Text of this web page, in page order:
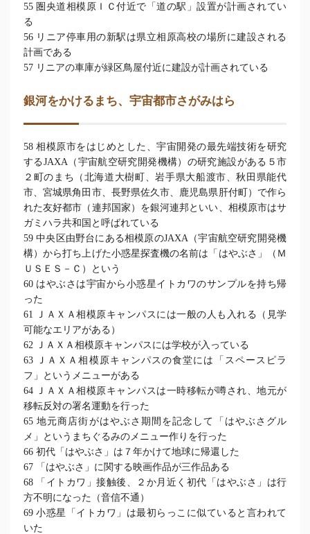
55 圏央道相模原ＩＣ付近で「道の駅」設置が計画されてい
る
56 リニア停車用の新駅は県立相原高校の場所に建設される
計画である
57 リニアの車庫が緑区鳥屋付近に建設が計画されている
銀河をかけるまち、宇宙都市さがみはら
58 相模原市をはじめとした、宇宙開発の最先端技術を研究
するJAXA（宇宙航空研究開発機構）の研究施設がある５市
２町のまち（北海道大樹町、岩手県大船渡市、秋田県能代
市、宮城県角田市、長野県佐久市、鹿児島県肝付町）で作ら
れた友好都市（連邦国家）を銀河連邦といい、相模原市はサ
ガミハラ共和国と呼ばれている
59 中央区由野台にある相模原のJAXA（宇宙航空研究開発機
構）から打ち上げた小惑星探査機の名前は「はやぶさ」（Ｍ
ＵＳＥＳ－Ｃ）という
60 はやぶさは宇宙から小惑星イトカワのサンプルを持ち帰
った
61 ＪＡＸＡ相模原キャンパスには一般の人も入れる（見学
可能なエリアがある）
62 ＪＡＸＡ相模原キャンパスには学校が入っている
63 ＪＡＸＡ相模原キャンパスの食堂には「スペースピラ
フ」というメニューがある
64 ＪＡＸＡ相模原キャンパスは一時移転が噂され、地元が
移転反対の署名運動を行った
65 地元商店街がはやぶさ期間を記念して「はやぶさグル
メ」というまちぐるみのメニュー作りを行った
66 初代「はやぶさ」は７年かけて地球に帰還した
67 「はやぶさ」に関する映画作品が三作品ある
68 「イトカワ」接触後、２か月近く初代「はやぶさ」は行
方不明になった（音信不通）
69 小惑星「イトカワ」は最初らっこに似ていると言われて
いた